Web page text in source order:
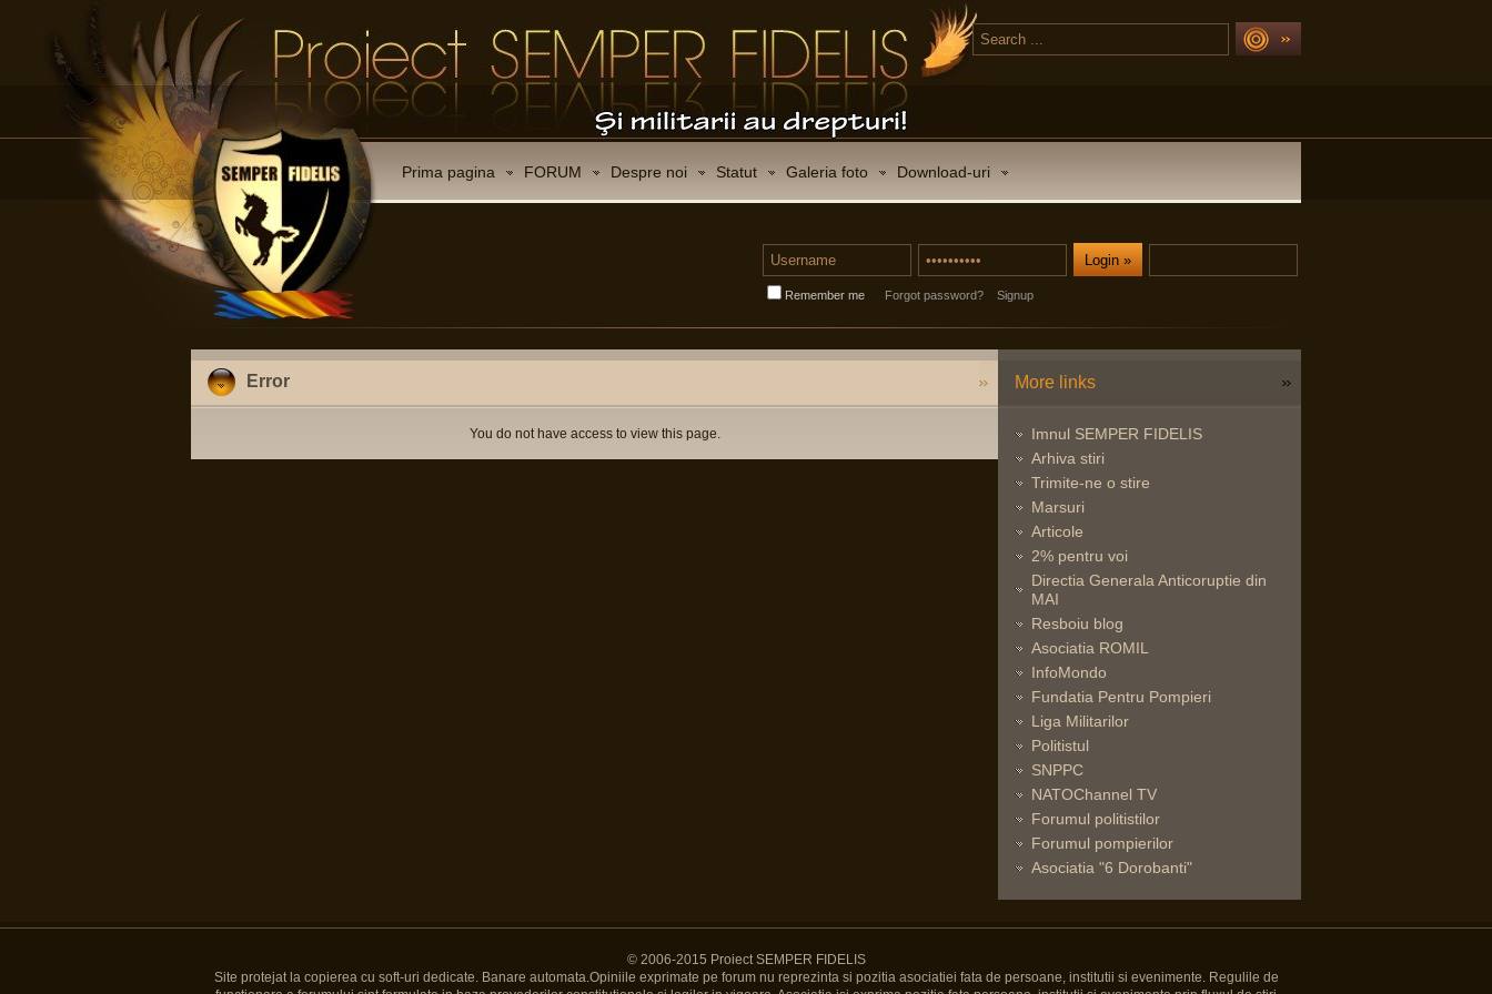
Prima pagina FORUM Despre noi Statut Galeria foto Download-uri
Remember me Forgot password? Signup
Error
You do not have access to view this page.
More links
Imnul SEMPER FIDELIS
Arhiva stiri
Trimite-ne o stire
Marsuri
Articole
2% pentru voi
Directia Generala Anticoruptie din
MAI
Resboiu blog
Asociatia ROMIL
InfoMondo
Fundatia Pentru Pompieri
Liga Militarilor
Politistul
SNPPC
NATOChannel TV
Forumul politistilor
Forumul pompierilor
Asociatia "6 Dorobanti"
© 2006-2015 Proiect SEMPER FIDELIS
Site protejat la copierea cu soft-uri dedicate. Banare automata.Opiniile exprimate pe forum nu reprezinta si pozitia asociatiei fata de persoane, institutii si evenimente. Regulile de